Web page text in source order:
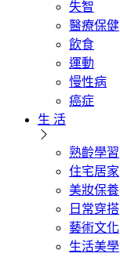
失智
醫療保健
飲食
運動
慢性病
癌症
生 活
熟齡學習
住宅居家
美妝保養
日常穿搭
藝術文化
生活美學